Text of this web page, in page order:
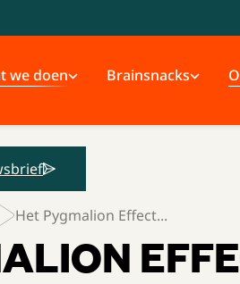
we doen Brainsnacks
Het Pygmalion Effect...